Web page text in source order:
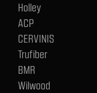
Holley
ACP
CERVINIS
Trufiber
BMR
Wilwood